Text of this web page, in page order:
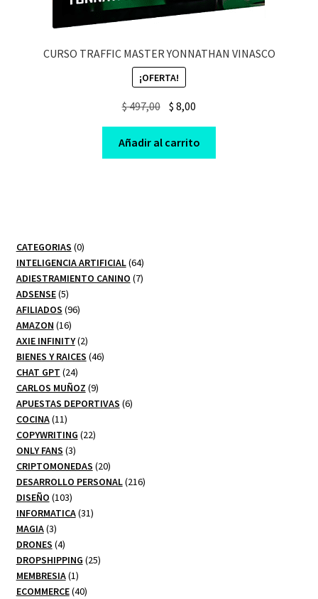
CURSO TRAFFIC MASTER YONNATHAN VINASCO
¡OFERTA!
$497,00 Original
price
was:
$ 497,00.
$ 8,00
price
is:
$ 8,00.
Añadir al carrito
CATEGORIAS 00
productos
INTELIGENCIA ARTIFICIAL 6464
productos
ADIESTRAMIENTO CANINO 77
ADSENSE 55
productos
AFILIADOS 9696
AMAZON 1616
productos
AXIE INFINITY 22
productos
BIENES Y RAICES 4646
CHAT GPT 2424
productos
CARLOS MUÑOZ 99
productos
APUESTAS DEPORTIVAS 66
COCINA 1111
productos
COPYWRITING 2222
ONLY FANS 33
productos
CRIPTOMONEDAS 2020
productos
DESARROLLO PERSONAL 216216
DISEÑO 103103
productos
INFORMATICA 3131
MAGIA 33
productos
DRONES 44
productos
DROPSHIPPING 2525
MEMBRESIA 11
producto
ECOMMERCE 4040